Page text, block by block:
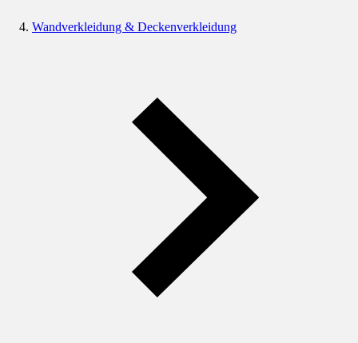
Wandverkleidung & Deckenverkleidung